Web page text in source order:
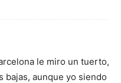
le miro un tuerto,
bajas, aunque yo siendo